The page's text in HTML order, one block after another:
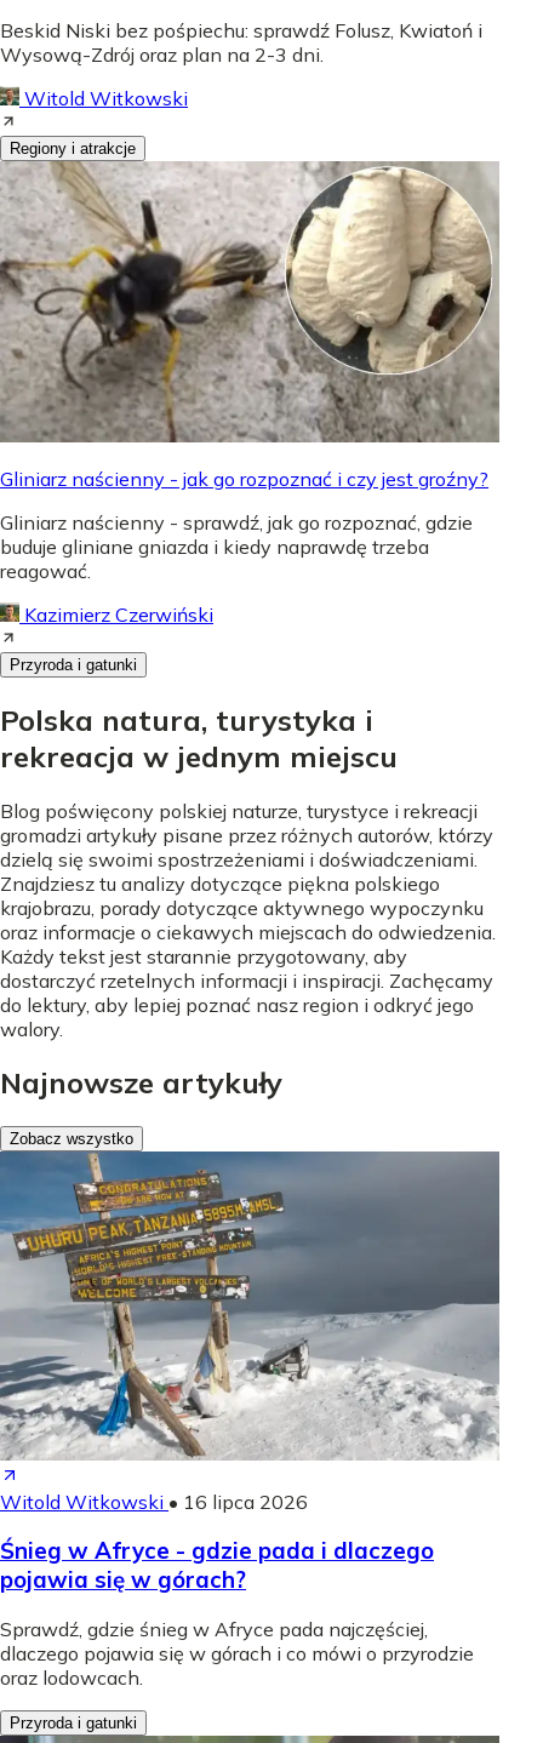
Beskid Niski bez pośpiechu: sprawdź Folusz, Kwiatoń i
Wysową-Zdrój oraz plan na 2-3 dni.
Witold Witkowski
Regiony i atrakcje
Gliniarz naścienny - jak go rozpoznać i czy jest groźny?
Gliniarz naścienny - sprawdź, jak go rozpoznać, gdzie
buduje gliniane gniazda i kiedy naprawdę trzeba
reagować.
Kazimierz Czerwiński
Przyroda i gatunki
Polska natura, turystyka i
rekreacja w jednym miejscu
Blog poświęcony polskiej naturze, turystyce i rekreacji
gromadzi artykuły pisane przez różnych autorów, którzy
dzielą się swoimi spostrzeżeniami i doświadczeniami.
Znajdziesz tu analizy dotyczące piękna polskiego
krajobrazu, porady dotyczące aktywnego wypoczynku
oraz informacje o ciekawych miejscach do odwiedzenia.
Każdy tekst jest starannie przygotowany, aby
dostarczyć rzetelnych informacji i inspiracji. Zachęcamy
do lektury, aby lepiej poznać nasz region i odkryć jego
walory.
Najnowsze artykuły
Zobacz wszystko
Witold Witkowski • 16 lipca 2026
Śnieg w Afryce - gdzie pada i dlaczego
pojawia się w górach?
Sprawdź, gdzie śnieg w Afryce pada najczęściej,
dlaczego pojawia się w górach i co mówi o przyrodzie
oraz lodowcach.
Przyroda i gatunki